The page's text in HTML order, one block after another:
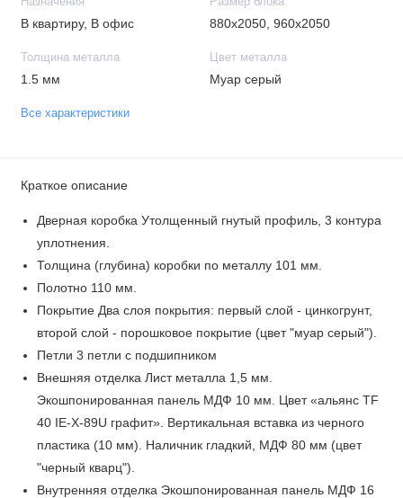
В квартиру, В офис 880х2050, 960х2050
Толщина металла
1.5 мм
Цвет металла
Муар серый
Все характеристики
Краткое описание
Дверная коробка Утолщенный гнутый профиль, 3 контура
уплотнения.
Толщина (глубина) коробки по металлу 101 мм.
Полотно 110 мм.
Покрытие Два слоя покрытия: первый слой - цинкогрунт,
второй слой - порошковое покрытие (цвет "муар серый").
Петли 3 петли с подшипником
Внешняя отделка Лист металла 1,5 мм.
Экошпонированная панель МДФ 10 мм. Цвет «альянс TF
40 IE-X-89U графит». Вертикальная вставка из черного
пластика (10 мм). Наличник гладкий, МДФ 80 мм (цвет
"черный кварц").
Внутренняя отделка Экошпонированная панель МДФ 16